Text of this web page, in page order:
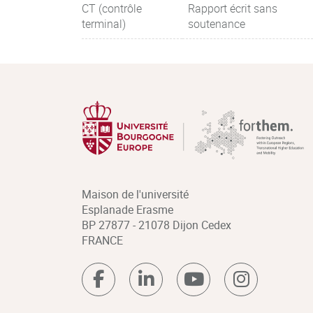
CT (contrôle
terminal)
Rapport écrit sans
soutenance
Maison de l'université
Esplanade Erasme
BP 27877 - 21078 Dijon Cedex
FRANCE